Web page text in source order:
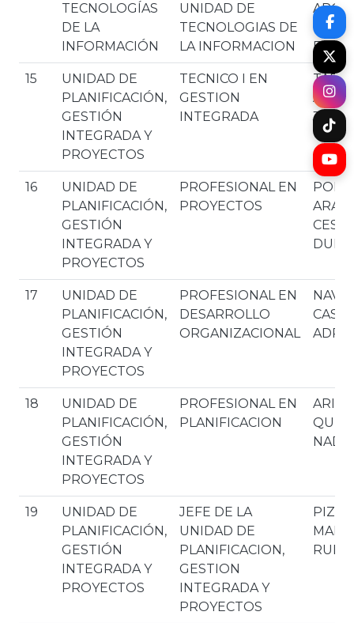
TECNOLOGÍAS
DE LA
INFORMACIÓN
UNIDAD DE
TECNOLOGIAS DE
LA INFORMACION
ARCE
15
UNIDAD DE
PLANIFICACIÓN,
GESTIÓN
INTEGRADA Y
PROYECTOS
TECNICO I EN
GESTION
INTEGRADA
JESUS
16
UNIDAD DE
PLANIFICACIÓN,
GESTIÓN
INTEGRADA Y
PROYECTOS
PROFESIONAL EN
PROYECTOS
17
UNIDAD DE
PLANIFICACIÓN,
GESTIÓN
INTEGRADA Y
PROYECTOS
PROFESIONAL EN
DESARROLLO
ORGANIZACIONAL
NAVIA
18
UNIDAD DE
PLANIFICACIÓN,
GESTIÓN
INTEGRADA Y
PROYECTOS
PROFESIONAL EN
PLANIFICACION
ARIAS
19
UNIDAD DE
PLANIFICACIÓN,
GESTIÓN
INTEGRADA Y
PROYECTOS
JEFE DE LA
UNIDAD DE
PLANIFICACION,
GESTION
INTEGRADA Y
PROYECTOS
PIZZO